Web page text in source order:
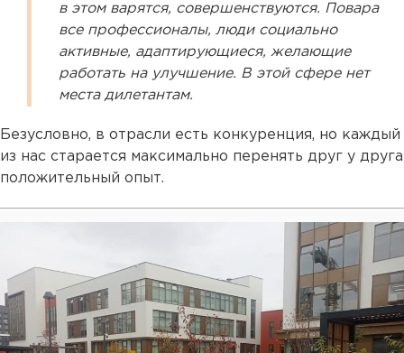
в этом варятся, совершенствуются. Повара
все профессионалы, люди социально
активные, адаптирующиеся, желающие
работать на улучшение. В этой сфере нет
места дилетантам.
Безусловно, в отрасли есть конкуренция, но каждый
из нас старается максимально перенять друг у друга
положительный опыт.